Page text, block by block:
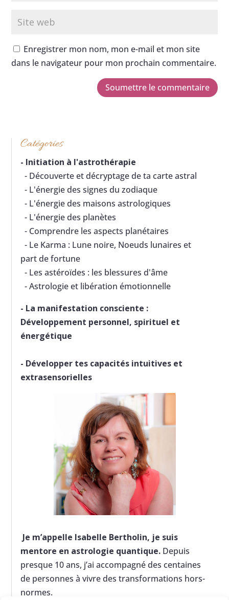
Enregistrer mon nom, mon e-mail et mon site
dans le navigateur pour mon prochain commentaire.
Soumettre le commentaire
Catégories
- Initiation à l'astrothérapie
- Découverte et décryptage de ta carte astral
- L'énergie des signes du zodiaque
- L'énergie des maisons astrologiques
- L'énergie des planètes
- Comprendre les aspects planétaires
- Le Karma : Lune noire, Noeuds lunaires et
part de fortune
- Les astéroïdes : les blessures d'âme
- Astrologie et libération émotionnelle
- La manifestation consciente :
Développement personnel, spirituel et
énergétique
- Développer tes capacités intuitives et
extrasensorielles
Je m’appelle Isabelle Bertholin, je suis
mentore en astrologie quantique. Depuis
presque 10 ans, j’ai accompagné des centaines
de personnes à vivre des transformations hors-
normes.